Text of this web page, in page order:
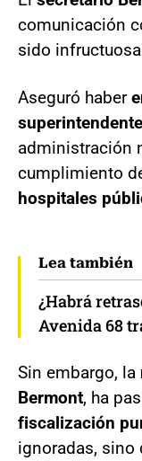
comunicación
sido
Aseguró haber
administración
cumplimiento
hospitales
Lea también
¿Habrá
Avenida 68
Sin embargo, la
Bermont, ha
fiscalización
ignoradas, sino